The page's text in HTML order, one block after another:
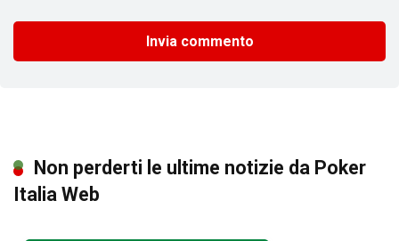
Non perderti le ultime notizie da Poker
Italia Web